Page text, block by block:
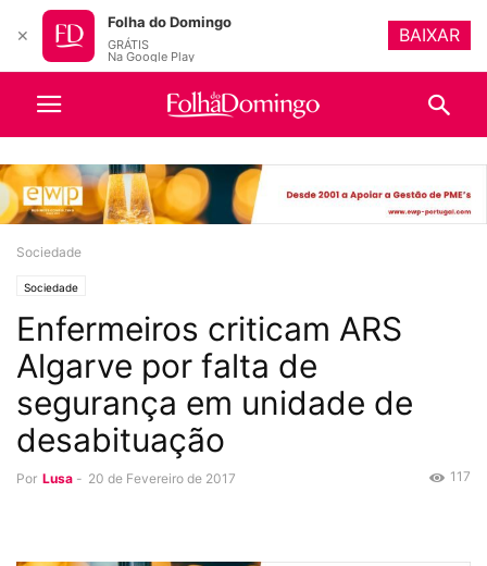
Sociedade
Sociedade
Enfermeiros criticam ARS
Algarve por falta de
segurança em unidade de
desabituação
Por Lusa - 20 de Fevereiro de 2017 117
✕
Folha do Domingo
GRÁTIS
Na Google Play
BAIXAR